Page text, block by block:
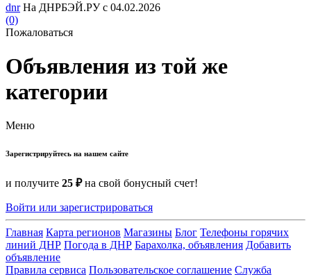
dnr На ДНРБЭЙ.РУ с 04.02.2026
(0)
Пожаловаться
Объявления из той же
категории
Меню
Зарегистрируйтесь на нашем сайте
и получите 25 ₽на свой бонусный счет!
Войти или зарегистрироваться
Главная Карта регионов Магазины Блог Телефоны горячих
линий ДНР Погода в ДНР Барахолка, объявления Добавить
объявление
Правила сервиса Пользовательское соглашение Служба